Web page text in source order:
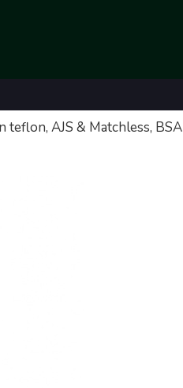
teflon, AJS & Matchless, BSA